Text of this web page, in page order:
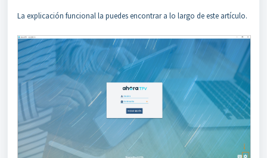
La explicación funcional la puedes encontrar a lo largo de este artículo.